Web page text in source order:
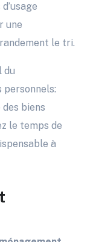
une
le tri.
du
personnels:
des biens
le temps de
à